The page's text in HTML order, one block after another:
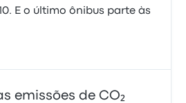
E o último ônibus parte às
emissões de CO₂